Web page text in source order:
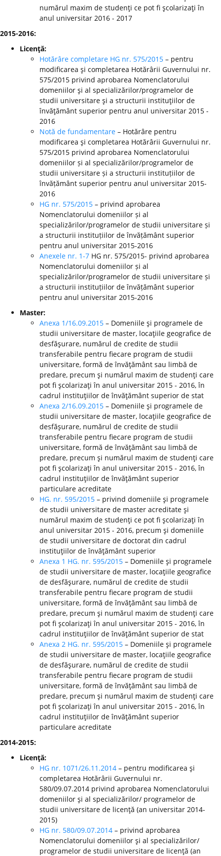
numărul maxim de studenţi ce pot fi şcolarizaţi în
anul universitar 2016 - 2017
2015-2016:
Licenţă:
Hotărâre completare HG nr. 575/2015 – pentru
modificarea şi completarea Hotărârii Guvernului nr.
575/2015 privind aprobarea Nomenclatorului
domeniilor şi al specializărilor/programelor de
studii universitare şi a structurii instituţiilor de
învăţământ superior pentru anul universitar 2015 -
2016
Notă de fundamentare – Hotărâre pentru
modificarea şi completarea Hotărârii Guvernului nr.
575/2015 privind aprobarea Nomenclatorului
domeniilor și al specializărilor/programelor de
studii universitare și a structurii instituțiilor de
învățământ superior pentru anul universitar 2015-
2016
HG nr. 575/2015 – privind aprobarea
Nomenclatorului domeniilor și al
specializărilor/programelor de studii universitare și
a structurii instituțiilor de învățământ superior
pentru anul universitar 2015-2016
Anexele nr. 1-7 HG nr. 575/2015- privind aprobarea
Nomenclatorului domeniilor și al
specializărilor/programelor de studii universitare și
a structurii instituțiilor de învățământ superior
pentru anul universitar 2015-2016
Master:
Anexa 1/16.09.2015 – Domeniile şi programele de
studii universitare de master, locaţiile geografice de
desfăşurare, numărul de credite de studii
transferabile pentru fiecare program de studii
universitare, formă de învăţământ sau limbă de
predare, precum şi numărul maxim de studenţi care
pot fi şcolarizaţi în anul universitar 2015 - 2016, în
cadrul instituţiilor de învăţământ superior de stat
Anexa 2/16.09.2015 – Domeniile şi programele de
studii universitare de master, locaţiile geografice de
desfăşurare, numărul de credite de studii
transferabile pentru fiecare program de studii
universitare, formă de învăţământ sau limbă de
predare, precum şi numărul maxim de studenţi care
pot fi şcolarizaţi în anul universitar 2015 - 2016, în
cadrul instituţiilor de învăţământ superior
particulare acreditate
HG. nr. 595/2015 – privind domeniile şi programele
de studii universitare de master acreditate şi
numărul maxim de studenţi ce pot fi şcolarizaţi în
anul universitar 2015 - 2016, precum şi domeniile
de studii universitare de doctorat din cadrul
instituţiilor de învăţământ superior
Anexa 1 HG. nr. 595/2015 – Domeniile şi programele
de studii universitare de master, locaţiile geografice
de desfăşurare, numărul de credite de studii
transferabile pentru fiecare program de studii
universitare, formă de învăţământ sau limbă de
predare, precum şi numărul maxim de studenţi care
pot fi şcolarizaţi în anul universitar 2015 - 2016, în
cadrul instituţiilor de învăţământ superior de stat
Anexa 2 HG. nr. 595/2015 – Domeniile şi programele
de studii universitare de master, locaţiile geografice
de desfăşurare, numărul de credite de studii
transferabile pentru fiecare program de studii
universitare, formă de învăţământ sau limbă de
predare, precum şi numărul maxim de studenţi care
pot fi şcolarizaţi în anul universitar 2015 - 2016, în
cadrul instituţiilor de învăţământ superior
particulare acreditate
2014-2015:
Licenţă:
HG nr. 1071/26.11.2014 – pentru modificarea şi
completarea Hotărârii Guvernului nr.
580/09.07.2014 privind aprobarea Nomenclatorului
domeniilor şi al specializărilor/ programelor de
studii universitare de licenţă (an universitar 2014-
2015)
HG nr. 580/09.07.2014 – privind aprobarea
Nomenclatorului domeniilor şi al specializărilor/
programelor de studii universitare de licenţă (an